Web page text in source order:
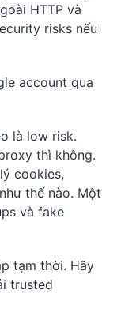
HTTP và
risks nếu
account qua
là low risk.
thì không.
cookies,
thế nào. Một
và fake
tạm thời. Hãy
trusted